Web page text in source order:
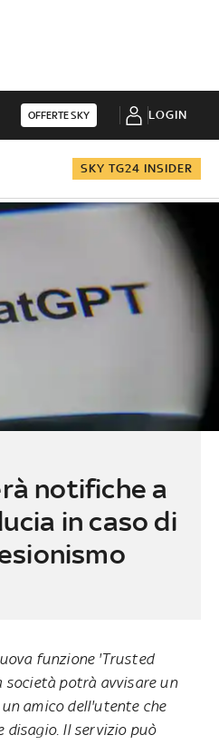
OFFERTE SKY LOGIN
SKY TG24 INSIDER
notifiche a
in caso di
funzione 'Trusted
società potrà avvisare un
amico dell'utente che
disagio. Il servizio può